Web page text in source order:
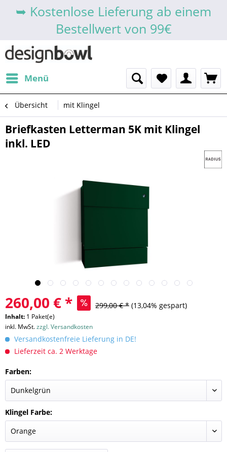
➥ Kostenlose Lieferung ab einem
Bestellwert von 99€
Menü
Übersicht mit Klingel
Briefkasten Letterman 5K mit Klingel
inkl. LED
260,00 € * 299,00 € * (13,04% gespart)
Inhalt: 1 Paket(e)
inkl. MwSt.zzgl. Versandkosten
Versandkostenfreie Lieferung in DE!
Lieferzeit ca. 2 Werktage
Farben:
Klingel Farbe: